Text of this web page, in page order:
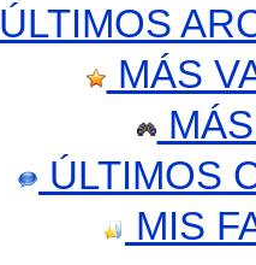
ÚLTIMOS
MÁS
ÚLTIMOS
MIS